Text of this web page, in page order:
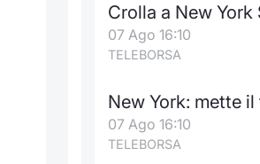
Crolla a New
07 Ago 16:10
TELEBORSA
New York: mette
07 Ago 16:10
TELEBORSA